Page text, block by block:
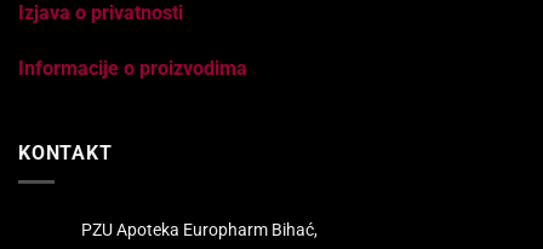
Izjava o privatnosti
Informacije o proizvodima
KONTAKT
PZU Apoteka Europharm Bihać,